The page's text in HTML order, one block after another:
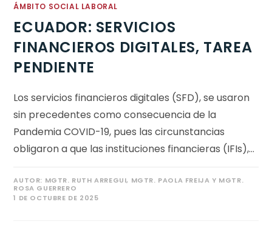
ÁMBITO SOCIAL LABORAL
ECUADOR: SERVICIOS
FINANCIEROS DIGITALES, TAREA
PENDIENTE
Los servicios financieros digitales (SFD), se usaron
sin precedentes como consecuencia de la
Pandemia COVID-19, pues las circunstancias
obligaron a que las instituciones financieras (IFIs),…
AUTOR: MGTR. RUTH ARREGUI, MGTR. PAOLA FREIJA Y MGTR.
ROSA GUERRERO
1 DE OCTUBRE DE 2025